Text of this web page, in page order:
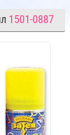
1501-0887